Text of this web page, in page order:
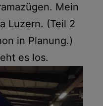
Mein
Luzern. (Teil 2
in Planung.)
es los.